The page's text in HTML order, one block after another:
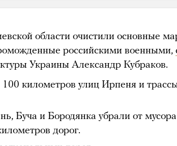
области очистили основные
российскими военными,
Украины Александр Кубраков.
километров улиц Ирпеня и
Буча и Бородянка убрали от мусора
дорог.